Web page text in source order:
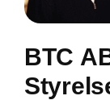
BTC